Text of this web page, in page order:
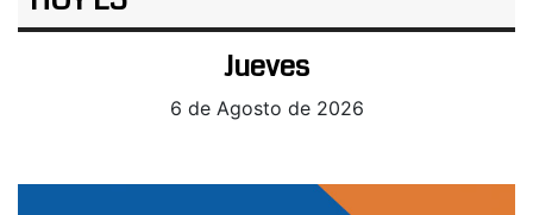
Jueves
6 de Agosto de 2026